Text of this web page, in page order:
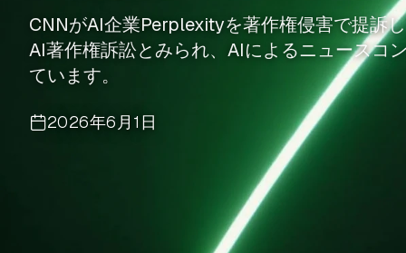
CNNがAI企業Perplexityを著作権侵害で提訴
AI著作権訴訟とみられ、AIによるニュースコ
ています。
2026年6月1日